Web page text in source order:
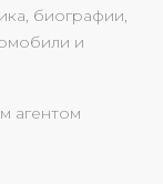
биографии,
и
агентом